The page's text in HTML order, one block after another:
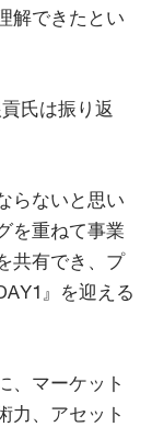
解できたとい
氏は振り返
らないと思い
を重ねて事業
共有でき、プ
』を迎える
、マーケット
力、アセット